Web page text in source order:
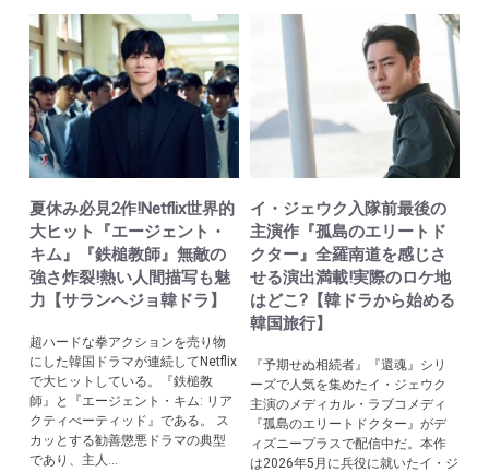
夏休み必見2作!Netflix世界的
大ヒット『エージェント・
キム』『鉄槌教師』無敵の
強さ炸裂!熱い人間描写も魅
力【サランヘジョ韓ドラ】
超ハードな拳アクションを売り物
にした韓国ドラマが連続してNetflix
で大ヒットしている。『鉄槌教
師』と『エージェント・キム: リア
クティべーティッド』である。 ス
カッとする勧善懲悪ドラマの典型
であり、主人...
イ・ジェウク入隊前最後の
主演作『孤島のエリートド
クター』全羅南道を感じさ
せる演出満載!実際のロケ地
はどこ?【韓ドラから始める
韓国旅行】
『予期せぬ相続者』『還魂』シリ
ーズで人気を集めたイ・ジェウク
主演のメディカル・ラブコメディ
『孤島のエリートドクター』がデ
ィズニープラスで配信中だ。本作
は2026年5月に兵役に就いたイ・ジ